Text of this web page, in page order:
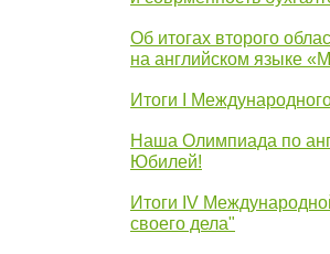
Об итогах второго
на английском языке
Итоги I
Наша Олимпиада по
Юбилей!
Итоги IV
своего дела"